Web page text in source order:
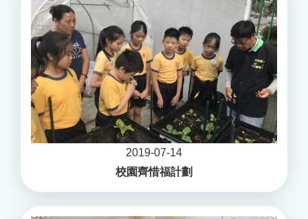
2019-07-14
校園齊惜福計劃